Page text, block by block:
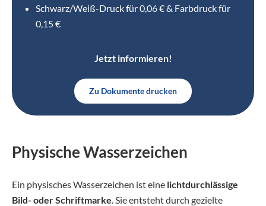
Schwarz/Weiß-Druck für 0,06 € & Farbdruck für
0,15 €
Jetzt informieren!
Zu Dokumente drucken
Physische Wasserzeichen
Ein physisches Wasserzeichen ist eine lichtdurchlässige
Bild- oder Schriftmarke. Sie entsteht durch gezielte